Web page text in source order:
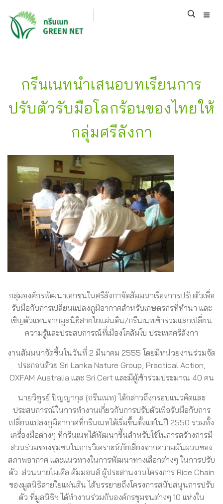
กรีนเนทนำเสนอบทเรียนการ
ปรับตัวรับมือโลกร้อนของไทยให้
กลุ่มศรีลังกา
กลุ่มองค์กรพัฒนาเอกชนในศรีลังกาจัดสัมมนาเรื่องการปรับตัวเพื่อ
รับมือกับการเปลี่ยนแปลงภูมิอากาศสำหรับเกษตรกรที่ทำนา และ
เชิญตัวแทนจากมูลนิธิสายใยแผ่นดิน/กรีนเนทเข้าร่วมแลกเปลี่ยน
ความรู้และประสบการณ์ที่เมืองโคลัมโบ ประเทศศรีลังกา
งานสัมมนาจัดขึ้นในวันที่ 2 มีนาคม 2555 โดยมีหน่วยงานร่วมจัด
ประกอบด้วย Sri Lanka Nature Group, Practical Action,
OXFAM Australia และ Sri Cert และมีผู้เข้าร่วมประมาณ 40 คน
นายวิฑูรย์ ปัญญากุล (กรีนเนท) ได้กล่าวถึงกรอบแนวคิดและ
ประสบการณ์ในการทำงานเกี่ยวกับการปรับตัวเพื่อรับมือกับการ
เปลี่ยนแปลงภูมิอากาศที่กรีนเนทได้เริ่มขึ้นตั้งแต่ในปี 2550 รวมทั้ง
เครื่องมือต่างๆ ที่กรีนเนทได้พัฒนาขึ้นสำหรับใช้ในการสร้างการมี
ส่วนร่วมของชุมชนในการวิเคราะห์ภัยเสี่ยงจากความผันผวนของ
สภาพอากาศ และแนวทางในการพัฒนาทางเลือกต่างๆ ในการปรับ
ตัว ส่วนนายไมเคิล คัมมอนส์ ผู้ประสานงานโครงการ Rice Chain
ของมูลนิธิสายใยแผ่นดิน ได้บรรยายถึงโครงการสนับสนุนการปรับ
ตัว ที่มูลนิธิฯ ได้ทำงานร่วมกับองค์กรชุมชนต่างๆ 10 แห่งใน